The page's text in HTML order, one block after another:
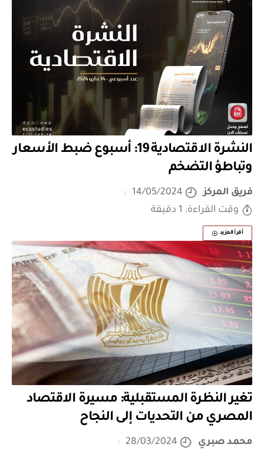
النشرة الاقتصادية 19: أسبوع ضبط الأسعار
وتباطؤ التضخم
فريق المركز
14/05/2024
وقت القراءة: 1 دقيقة
أقرأ المزيد
تغير النظرة المستقبلية: مسيرة الاقتصاد
المصري من التحديات إلى النجاح
محمد صبري
28/03/2024